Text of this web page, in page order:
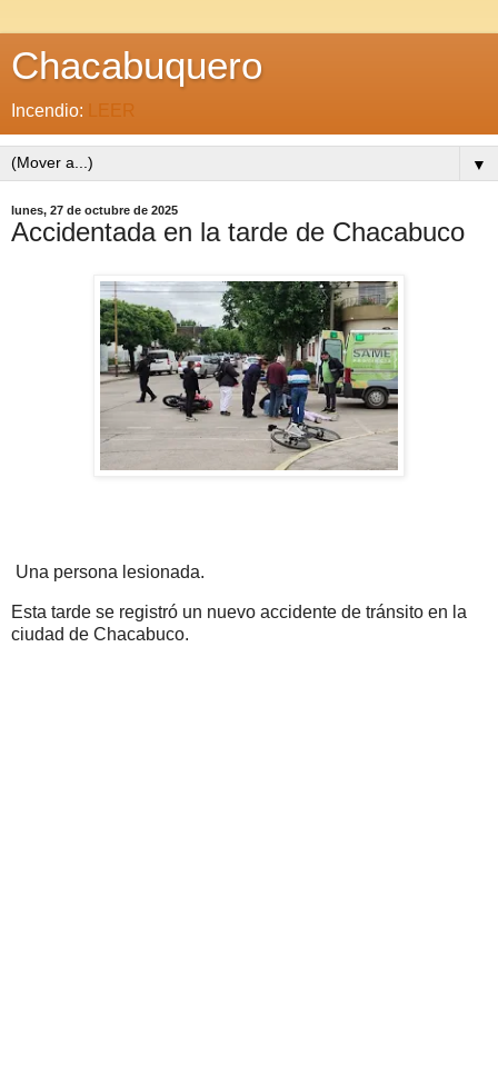
Chacabuquero
Incendio: LEER
▼
lunes, 27 de octubre de 2025
Accidentada en la tarde de Chacabuco
Una persona lesionada.
Esta tarde se registró un nuevo accidente de tránsito en la
ciudad de Chacabuco.